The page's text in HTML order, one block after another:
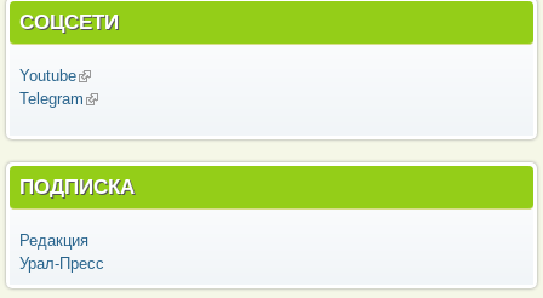
СОЦСЕТИ
Youtube(внешняя ссылка)
Telegram (внешняя ссылка)
ПОДПИСКА
Редакция
Урал-Пресс